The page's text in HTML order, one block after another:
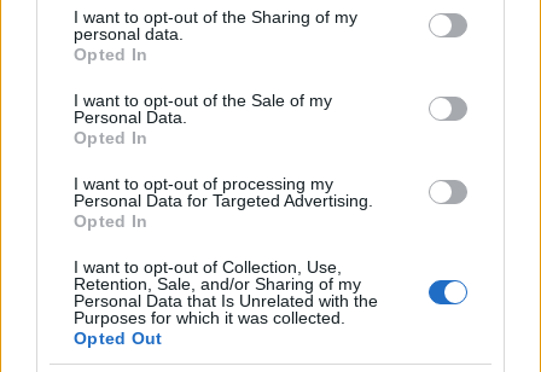
not limited to your visit or usage behaviour. You may click to
grant or deny consent to Google and its third-party tags to
use your data for below specified purposes in below Google
consent section.
I want to opt-out of the Sharing of my
personal data.
Opted In
I want to opt-out of the Sale of my
Personal Data.
Opted In
I want to opt-out of processing my
Personal Data for Targeted Advertising.
Opted In
I want to opt-out of Collection, Use,
Retention, Sale, and/or Sharing of my
Personal Data that Is Unrelated with the
Purposes for which it was collected.
Opted Out
Spotify-on. Neil Young a példája követésére szólított fel
más zenészeket is.
Rogan a streaming szolgáltató egyik legnagyobb sztárja, a
hozhat neki. Műsoraiban a befolyásos médiaszemélyiség
szükségtelennek nevezi a hatóságok által elrendelt
járványügyi szabályokat és a koronavírus elleni védőoltást.
Young lépésére válaszul a streaming szolgáltató azt állította,
hogy része üzletpolitikájának a félrevezető tartalmak